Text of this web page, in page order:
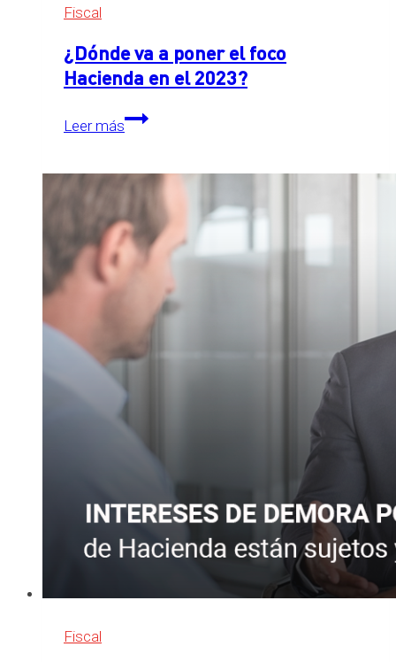
Fiscal
¿Dónde va a poner el foco
Hacienda en el 2023?
Leer más
¿Dónde
va
poner
foco
Hacienda
2023?
Fiscal